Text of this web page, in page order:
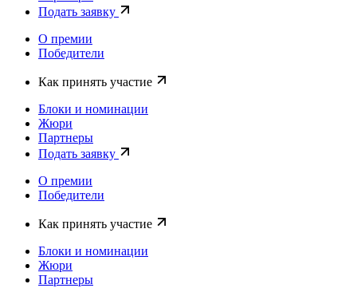
Подать заявку
О премии
Победители
Как принять участие
Блоки и номинации
Жюри
Партнеры
Подать заявку
О премии
Победители
Как принять участие
Блоки и номинации
Жюри
Партнеры